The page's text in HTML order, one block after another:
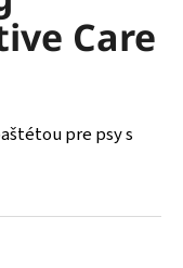
Care
pre psy s